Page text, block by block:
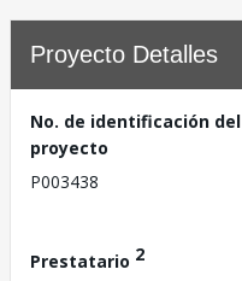
Proyecto Detalles
No. de identificación del
proyecto
P003438
Prestatario 2